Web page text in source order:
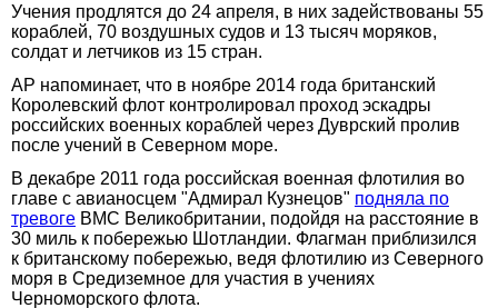
Учения продлятся до 24 апреля, в них задействованы 55
кораблей, 70 воздушных судов и 13 тысяч моряков,
солдат и летчиков из 15 стран.
АР напоминает, что в ноябре 2014 года британский
Королевский флот контролировал проход эскадры
российских военных кораблей через Дуврский пролив
после учений в Северном море.
В декабре 2011 года российская военная флотилия во
главе с авианосцем "Адмирал Кузнецов" подняла по
тревоге ВМС Великобритании, подойдя на расстояние в
30 миль к побережью Шотландии. Флагман приблизился
к британскому побережью, ведя флотилию из Северного
моря в Средиземное для участия в учениях
Черноморского флота.